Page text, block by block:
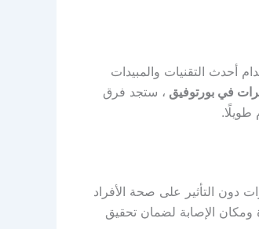
أحدث التقنيات والمبيدات
في بورتوفيق ، ستجد فرق
دون التأثير على صحة الأفراد
ومكان الإصابة لضمان تحقيق